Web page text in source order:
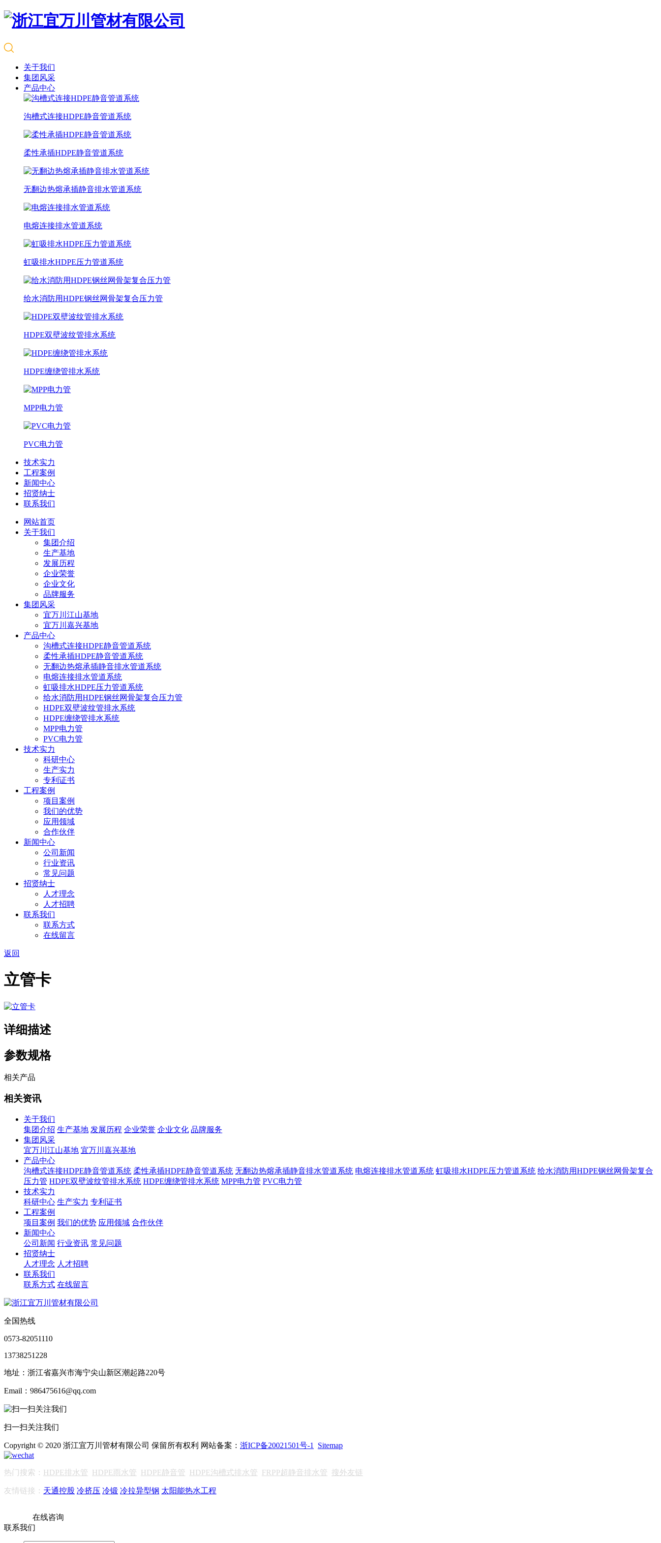
关于我们
集团风采
产品中心
沟槽式连接HDPE静音管道系统
柔性承插HDPE静音管道系统
无翻边热熔承插静音排水管道系统
电熔连接排水管道系统
虹吸排水HDPE压力管道系统
给水消防用HDPE钢丝网骨架复合压力管
HDPE双壁波纹管排水系统
HDPE缠绕管排水系统
MPP电力管
PVC电力管
技术实力
工程案例
新闻中心
招贤纳士
联系我们
网站首页
关于我们
集团介绍
生产基地
发展历程
企业荣誉
企业文化
品牌服务
集团风采
宜万川江山基地
宜万川嘉兴基地
产品中心
沟槽式连接HDPE静音管道系统
柔性承插HDPE静音管道系统
无翻边热熔承插静音排水管道系统
电熔连接排水管道系统
虹吸排水HDPE压力管道系统
给水消防用HDPE钢丝网骨架复合压力管
HDPE双壁波纹管排水系统
HDPE缠绕管排水系统
MPP电力管
PVC电力管
技术实力
科研中心
生产实力
专利证书
工程案例
项目案例
我们的优势
应用领域
合作伙伴
新闻中心
公司新闻
行业资讯
常见问题
招贤纳士
人才理念
人才招聘
联系我们
联系方式
在线留言
返回
立管卡
详细描述
参数规格
相关产品
相关资讯
关于我们
集团介绍 生产基地 发展历程 企业荣誉 企业文化 品牌服务
集团风采
宜万川江山基地 宜万川嘉兴基地
产品中心
沟槽式连接HDPE静音管道系统 柔性承插HDPE静音管道系统 无翻边热熔承插静音排水管道系统 电熔连接排水管道系统 虹吸排水HDPE压力管道系统 给水消防用HDPE钢丝网骨架复合
压力管 HDPE双壁波纹管排水系统 HDPE缠绕管排水系统 MPP电力管 PVC电力管
技术实力
科研中心 生产实力 专利证书
工程案例
项目案例 我们的优势 应用领域 合作伙伴
新闻中心
公司新闻 行业资讯 常见问题
招贤纳士
人才理念 人才招聘
联系我们
联系方式 在线留言
全国热线
0573-82051110
13738251228
地址：浙江省嘉兴市海宁尖山新区潮起路220号
Email：986475616@qq.com
扫一扫关注我们
Copyright © 2020 浙江宜万川管材有限公司 保留所有权利 网站备案： 浙ICP备20021501号-1 Sitemap
热门搜索： HDPE排水管 HDPE雨水管 HDPE静音管 HDPE沟槽式排水管 FRPP超静音排水管 搜外友链
友情链接： 天通控股 冷挤压 冷锻 冷拉异型钢 太阳能热水工程
在线咨询
联系我们